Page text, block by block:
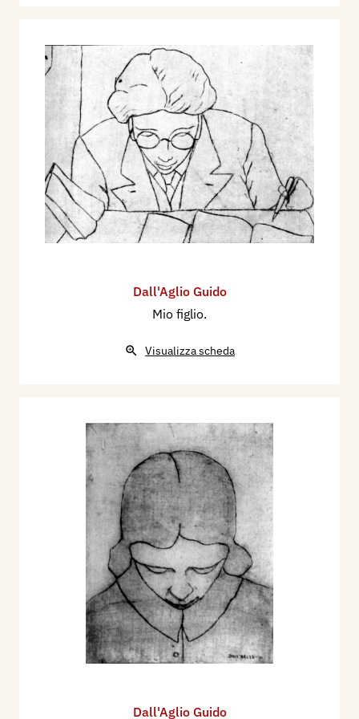
alla Quarta Mostra Provinciale d’Arte, in
occasione della V Settimana Mantovana, nelle
Sale di Palazzo Aldegatti, dal 15 settembre al 12
ottobre, con sei dipinti:
Le nostre vettee cinque
opere diPaesaggio, con tre sculture:Anna,
Giorgio(terracotta),Cristo, e cinque incisioni.
Francesco Carli sulla Voce di Mantova scrive:
“Guido Dall’Aglio, nella sala B, ha cinque
paesaggi di cui uno si raccomanda per la soave
di cui il trasumanato dolore è
troppo vicino al melodrammatico ed
Permanente con l’opera:Paesaggio.
Partecipa, ancora nel 1936, dal 20 al 27
settembre, in occasione della VI Settimana
Mantovana alla V Mostra Sindacale Provinciale di
Mantova nel Palazzo Te con otto opere:
ragazza, Piazza Martiri di Belfiore, Giovane,
Incisione, Paesaggio, Ragazza, Via Fratelli
Bandiera, Bimbo.
Nel 1937, dal 12 al 19 settembre, partecipa alla
Mostra Sindacale degli Artisti Mantovani tenutasi
in occasione della VII Settimana mantovana, al
Dall'Aglio Guido
Mio figlio.
Visualizza scheda
Dall'Aglio Guido